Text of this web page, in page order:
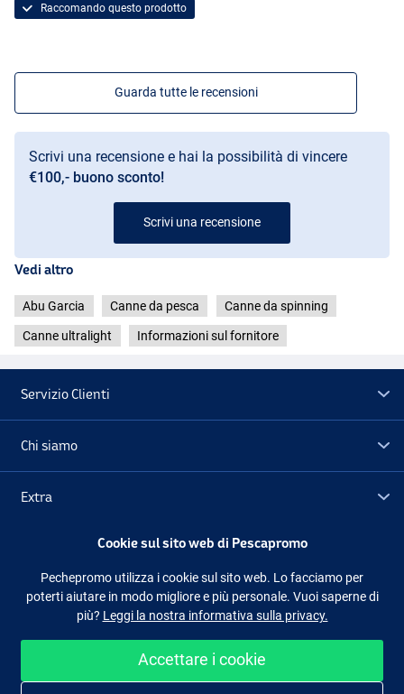
Raccomando questo prodotto
Guarda tutte le recensioni
Scrivi una recensione e hai la possibilità di vincere
€100,- buono sconto!
Scrivi una recensione
Vedi altro
Abu Garcia Canne da pesca Canne da spinning
Canne ultralight Informazioni sul fornitore
Servizio Clienti
Chi siamo
Extra
Seguici Facebook Instagram
Cookie sul sito web di Pescapromo
Pechepromo utilizza i cookie sul sito web. Lo facciamo per
poterti aiutare in modo migliore e più personale. Vuoi saperne di
più? Leggi la nostra informativa sulla privacy.
Accettare i cookie